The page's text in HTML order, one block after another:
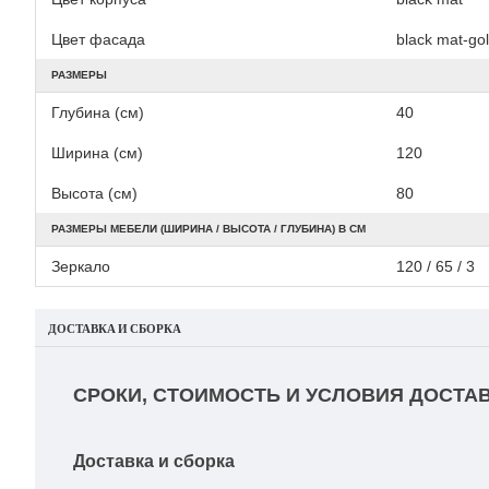
Цвет фасада black mat-
РАЗМЕРЫ
Глубина (см) 40
Ширина (см) 120
Высота (см) 80
РАЗМЕРЫ МЕБЕЛИ (ШИРИНА / ВЫСОТА / ГЛУБИНА) В СМ
Зеркало 120 / 65 / 3
ДОСТАВКА И СБОРКА
СРОКИ, СТОИМОСТЬ И УСЛОВИЯ
Доставка и сборка